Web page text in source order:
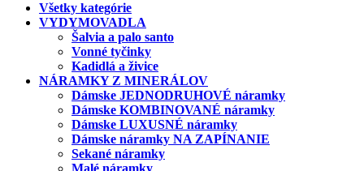
Všetky kategórie
VYDYMOVADLA
Šalvia a palo santo
Vonné tyčinky
Kadidlá a živice
NÁRAMKY Z MINERÁLOV
Dámske JEDNODRUHOVÉ náramky
Dámske KOMBINOVANÉ náramky
Dámske LUXUSNÉ náramky
Dámske náramky NA ZAPÍNANIE
Sekané náramky